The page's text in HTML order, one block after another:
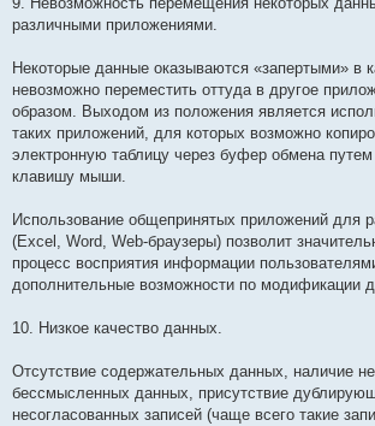
различными приложениями.
Некоторые данные оказываются «запертыми» в
невозможно переместить оттуда в другое
образом. Выходом из положения является
таких приложений, для которых возможно
электронную таблицу через буфер обмена
клавишу мыши.
Использование общепринятых приложений для
(Excel, Word, Web-браузеры) позволит
процесс восприятия информации
дополнительные возможности по модификации
10. Низкое качество данных.
Отсутствие содержательных данных, наличие
бессмысленных данных, присутствие
несогласованных записей (чаще всего такие